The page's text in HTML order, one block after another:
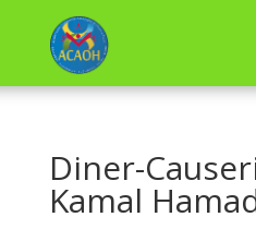
Diner-
Kamal